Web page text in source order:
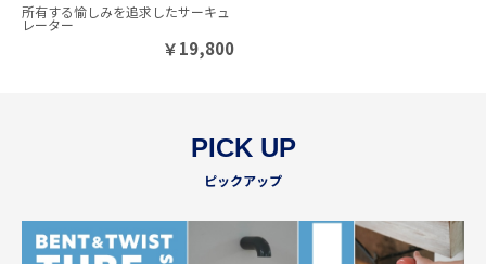
所有する愉しみを追求したサーキュ
レーター
￥19,800
PICK UP
ピックアップ